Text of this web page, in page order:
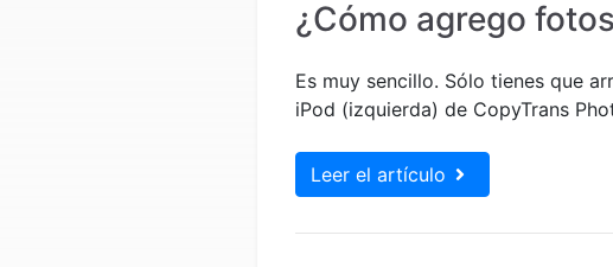
¿Cómo agrego
Es muy sencillo. Sólo tienes que
iPod (izquierda) de CopyTrans
Leer el artículo